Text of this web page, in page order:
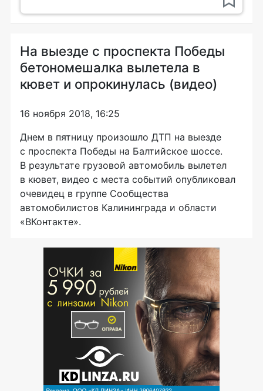
На выезде с проспекта Победы
бетономешалка вылетела в
кювет и опрокинулась (видео)
16 ноября 2018, 16:25
Днем в пятницу произошло ДТП на выезде
с проспекта Победы на Балтийское шоссе.
В результате грузовой автомобиль вылетел
в кювет, видео с места событий опубликовал
очевидец в группе Сообщества
автомобилистов Калининграда и области
«ВКонтакте».